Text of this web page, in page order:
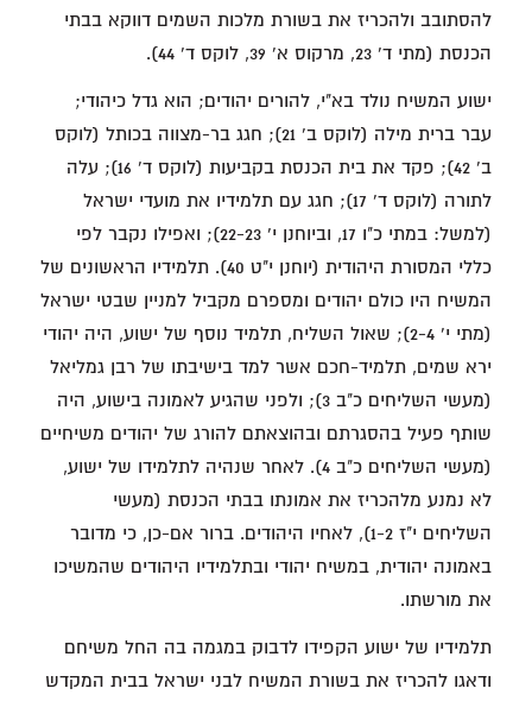
להסתובב ולהכריז את בשורת מלכות השמים דווקא בבתי
הכנסת (מתי ד' 23, מרקוס א' 39, לוקס ד' 44).
ישוע המשיח נולד בא"י, להורים יהודים; הוא גדל כיהודי;
עבר ברית מילה (לוקס ב' 21); חגג בר-מצווה בכותל (לוקס
ב' 42); פקד את בית הכנסת בקביעות (לוקס ד' 16); עלה
לתורה (לוקס ד' 17); חגג עם תלמידיו את מועדי ישראל
(למשל: במתי כ"ו 17, וביוחנן י' 22-23); ואפילו נקבר לפי
כללי המסורת היהודית (יוחנן י"ט 40). תלמידיו הראשונים של
המשיח היו כולם יהודים ומספרם מקביל למניין שבטי ישראל
(מתי י' 2-4); שאול השליח, תלמיד נוסף של ישוע, היה יהודי
ירא שמים, תלמיד-חכם אשר למד בישיבתו של רבן גמליאל
(מעשי השליחים כ"ב 3); ולפני שהגיע לאמונה בישוע, היה
שותף פעיל בהסגרתם ובהוצאתם להורג של יהודים משיחיים
(מעשי השליחים כ"ב 4). לאחר שנהיה לתלמידו של ישוע,
לא נמנע מלהכריז את אמונתו בבתי הכנסת (מעשי
השליחים י"ז 1-2), לאחיו היהודים. ברור אם-כן, כי מדובר
באמונה יהודית, במשיח יהודי ובתלמידיו היהודים שהמשיכו
את מורשתו.
תלמידיו של ישוע הקפידו לדבוק במגמה בה החל משיחם
ודאגו להכריז את בשורת המשיח לבני ישראל בבית המקדש